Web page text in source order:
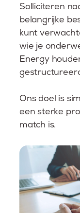
Solliciteren
belangrijke
kunt
wie je
Energy
Ons doel is
een sterke
match is.